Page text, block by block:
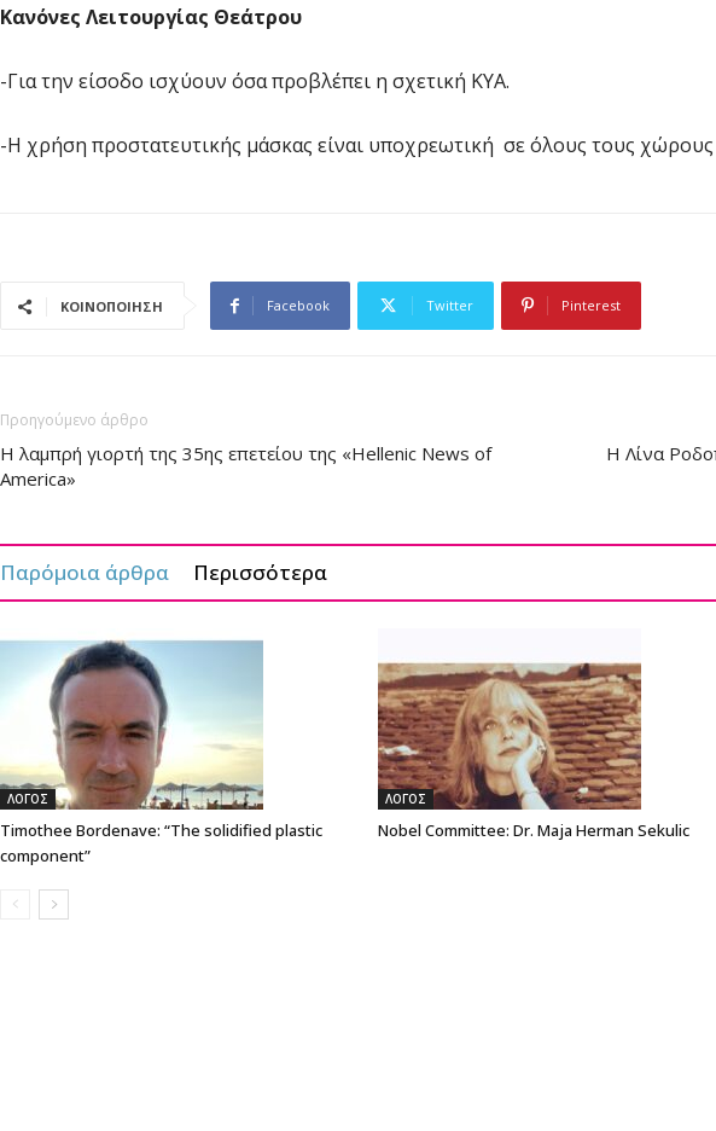
Κανόνες Λειτουργίας Θεάτρου
-Για την είσοδο ισχύουν όσα προβλέπει η σχετική ΚΥΑ.
-Η χρήση προστατευτικής μάσκας είναι υποχρεωτική σε όλους τους
ΚΟΙΝΟΠΟΙΗΣΗ Facebook Twitter Pinterest
Προηγούμενο άρθρο
Η λαμπρή γιορτή της 35ης επετείου της «Hellenic News of
America»
Η Λίνα
Παρόμοια άρθρα Περισσότερα
ΛΟΓΟΣ
Timothee Bordenave: “The solidified plastic
component”
ΛΟΓΟΣ
Nobel Committee: Dr. Maja Herman Sekulic